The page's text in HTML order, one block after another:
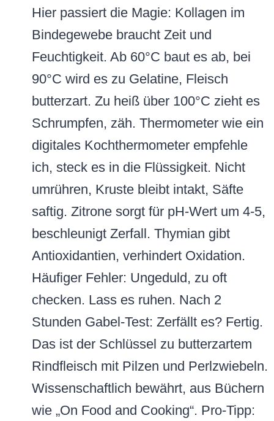
Hier passiert die Magie: Kollagen im
Bindegewebe braucht Zeit und
Feuchtigkeit. Ab 60°C baut es ab, bei
90°C wird es zu Gelatine, Fleisch
butterzart. Zu heiß über 100°C zieht es
Schrumpfen, zäh. Thermometer wie ein
digitales Kochthermometer empfehle
ich, steck es in die Flüssigkeit. Nicht
umrühren, Kruste bleibt intakt, Säfte
saftig. Zitrone sorgt für pH-Wert um 4-5,
beschleunigt Zerfall. Thymian gibt
Antioxidantien, verhindert Oxidation.
Häufiger Fehler: Ungeduld, zu oft
checken. Lass es ruhen. Nach 2
Stunden Gabel-Test: Zerfällt es? Fertig.
Das ist der Schlüssel zu butterzartem
Rindfleisch mit Pilzen und Perlzwiebeln.
Wissenschaftlich bewährt, aus Büchern
wie „On Food and Cooking“. Pro-Tipp: